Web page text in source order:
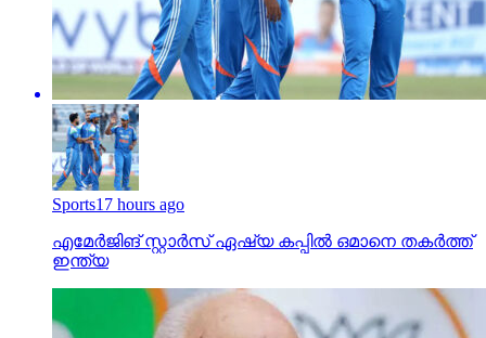
Sports17 hours ago
എമേര്‍ജിങ് സ്റ്റാര്‍സ് ഏഷ്യ കപ്പില്‍ ഒമാനെ തകര്‍ത്ത്
ഇന്ത്യ